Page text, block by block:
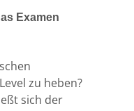
Examen
zu heben?
sich der